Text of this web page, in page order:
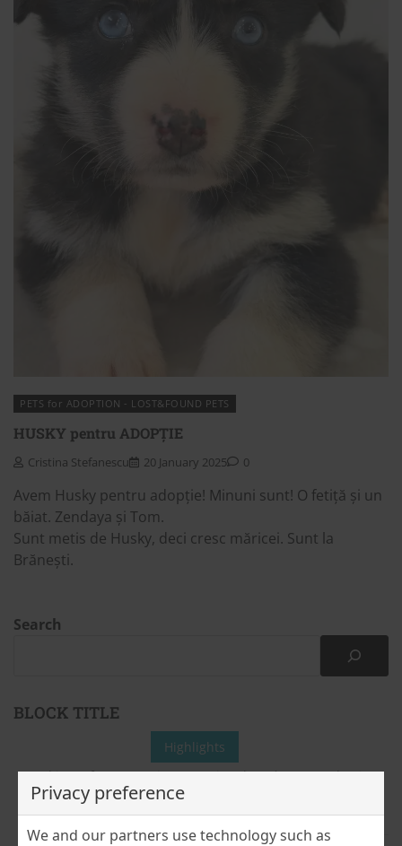
PETS for ADOPTION - LOST&FOUND PETS
HUSKY pentru ADOPȚIE
Cristina Stefanescu 20 January 2025 0
Avem Husky pentru adopție! Minuni sunt! O fetiță și un
băiat. Zendaya și Tom.
Sunt metis de Husky, deci cresc măricei. Sunt la
Brănești.
Search
BLOCK TITLE
Highlights
Whispers from Romania – Romania Unboxed: A Personal Invitation
Nedumerire: „De ce Amara?”
Privacy preference
We and our partners use technology such as